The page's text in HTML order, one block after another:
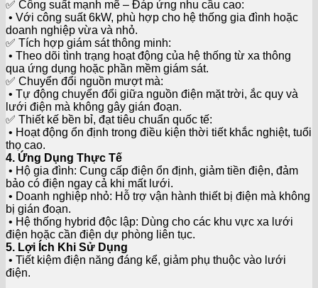
✅ Công suất mạnh mẽ – Đáp ứng nhu cầu cao:
• Với công suất 6kW, phù hợp cho hệ thống gia đình hoặc
doanh nghiệp vừa và nhỏ.
✅ Tích hợp giám sát thông minh:
• Theo dõi tình trạng hoạt động của hệ thống từ xa thông
qua ứng dụng hoặc phần mềm giám sát.
✅ Chuyển đổi nguồn mượt mà:
• Tự động chuyển đổi giữa nguồn điện mặt trời, ắc quy và
lưới điện mà không gây gián đoạn.
✅ Thiết kế bền bỉ, đạt tiêu chuẩn quốc tế:
• Hoạt động ổn định trong điều kiện thời tiết khắc nghiệt, tuổi
thọ cao.
4. Ứng Dụng Thực Tế
• Hộ gia đình: Cung cấp điện ổn định, giảm tiền điện, đảm
bảo có điện ngay cả khi mất lưới.
• Doanh nghiệp nhỏ: Hỗ trợ vận hành thiết bị điện mà không
bị gián đoạn.
• Hệ thống hybrid độc lập: Dùng cho các khu vực xa lưới
điện hoặc cần điện dự phòng liên tục.
5. Lợi Ích Khi Sử Dụng
• Tiết kiệm điện năng đáng kể, giảm phụ thuộc vào lưới
điện.